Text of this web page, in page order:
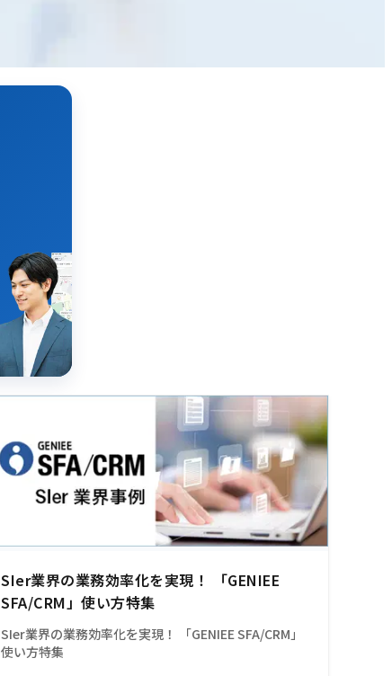
SIer業界の業務効率化を実現！ 「GENIEE
SFA/CRM」使い方特集
SIer業界の業務効率化を実現！ 「GENIEE SFA/CRM」
使い方特集